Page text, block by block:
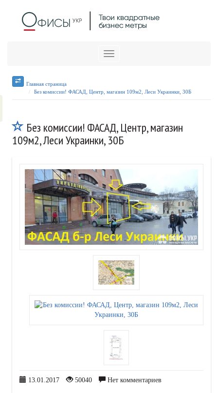
Меню
Главная страница
Без комиссии! ФАСАД, Центр, магазин 109м2, Леси Украинки, 30Б
Без комиссии! ФАСАД, Центр, магазин
109м2, Леси Украинки, 30Б
13.01.2017 50040 Нет комментариев